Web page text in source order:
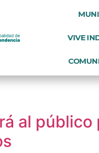
VIVE
al público